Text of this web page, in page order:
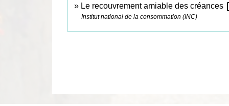
Le recouvrement amiable des créances
Institut national de la consommation (INC)